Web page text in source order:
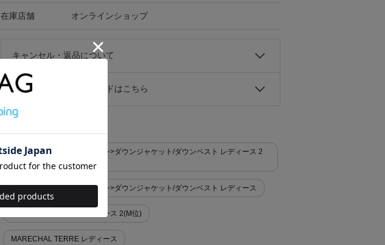
在庫店舗 オンラインショップ
キャンセル・返品について
お買い物時のご利用ガイドはこちら
MARECHAL TERRE ブルゾン>ダウンジャケット/ダウンベスト レディース 2
(M位)
MARECHAL TERRE ブルゾン>ダウンジャケット/ダウンベスト レディース
MARECHAL TERRE レディース 2(M位)
MARECHAL TERRE レディース